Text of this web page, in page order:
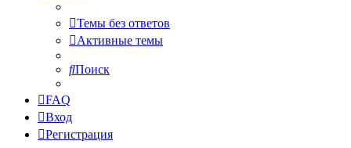
Темы без ответов
Активные темы
Поиск
FAQ
Вход
Регистрация